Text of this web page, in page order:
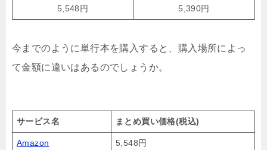
5,548円 5,390円
今までのように単行本を購入すると、購入場所によっ
て金額に違いはあるのでしょうか。
サービス名 まとめ買い価格(税込)
Amazon 5,548円